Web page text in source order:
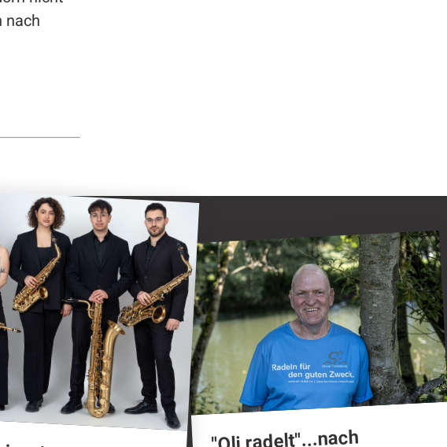
nach
Attendorn mit vielseitigem Programm 2026/2027
"Oli radelt"...nach Attendorn